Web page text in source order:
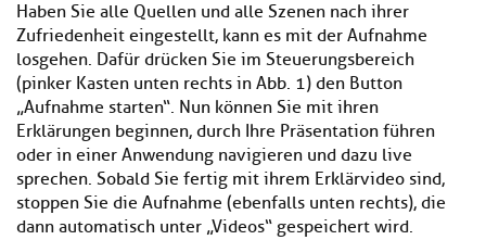
Haben Sie alle Quellen und alle Szenen nach ihrer
Zufriedenheit eingestellt, kann es mit der Aufnahme
losgehen. Dafür drücken Sie im Steuerungsbereich
(pinker Kasten unten rechts in Abb. 1) den Button
„Aufnahme starten“. Nun können Sie mit ihren
Erklärungen beginnen, durch Ihre Präsentation führen
oder in einer Anwendung navigieren und dazu live
sprechen. Sobald Sie fertig mit ihrem Erklärvideo sind,
stoppen Sie die Aufnahme (ebenfalls unten rechts), die
dann automatisch unter „Videos“ gespeichert wird.